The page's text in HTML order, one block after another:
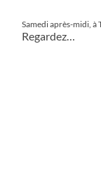
Samedi après-midi, à
Regardez…